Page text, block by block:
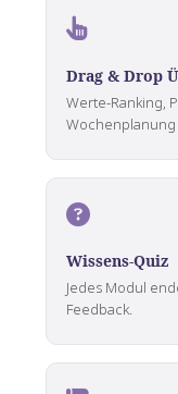
Drag & Drop
Werte-Ranking,
Wochenplanung
Wissens-Quiz
Jedes Modul
Feedback.